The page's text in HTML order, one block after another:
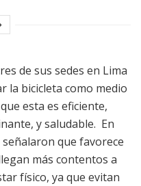
de sus sedes en Lima
la bicicleta como medio
esta es eficiente,
y saludable. En
que favorece
más contentos a
físico, ya que evitan